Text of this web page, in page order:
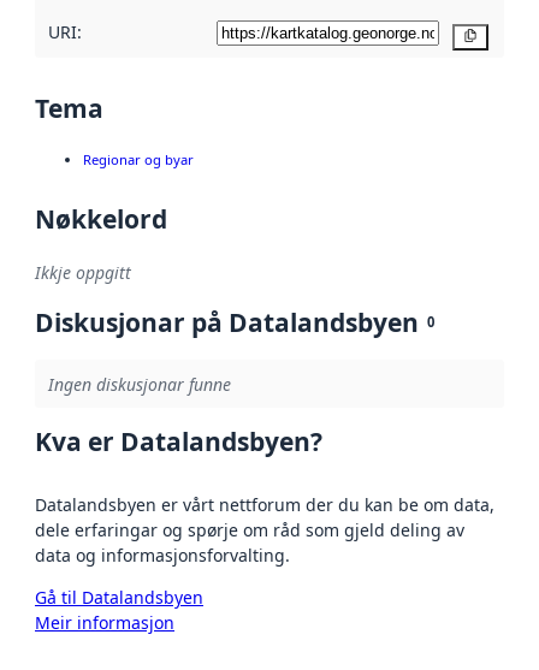
URI:
Tema
Regionar og byar
Nøkkelord
Ikkje oppgitt
Diskusjonar på Datalandsbyen 0
Ingen diskusjonar funne
Kva er Datalandsbyen?
Datalandsbyen er vårt nettforum der du kan be om data,
dele erfaringar og spørje om råd som gjeld deling av
data og informasjonsforvalting.
Gå til Datalandsbyen
Meir informasjon